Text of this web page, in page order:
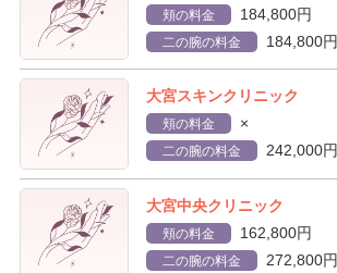
頬の料金 184,800円
二の腕の料金 184,800円
大宮スキンクリニック
頬の料金 ×
二の腕の料金 242,000円
大宮中央クリニック
頬の料金 162,800円
二の腕の料金 272,800円